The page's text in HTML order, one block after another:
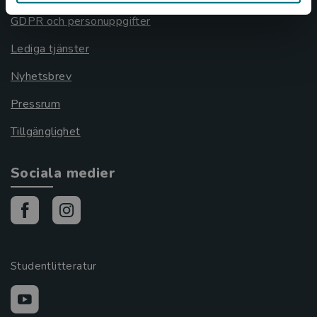
GDPR och personuppgifter
Lediga tjänster
Nyhetsbrev
Pressrum
Tillgänglighet
Sociala medier
Studentlitteratur